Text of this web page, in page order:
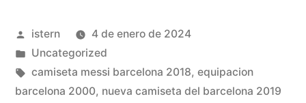
replicas
exactas
tailandia»
Publicado
por
istern
4 de enero de 2024
Publicado
en
Uncategorized
Etiquetas:
camiseta messi barcelona 2018, equipacion
barcelona 2000, nueva camiseta del barcelona 2019